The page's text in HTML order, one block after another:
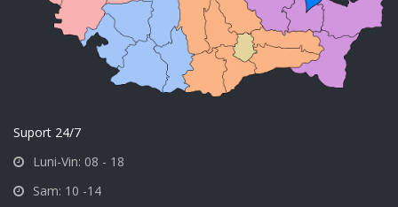
Suport 24/7
Luni-Vin: 08 - 18
Sam: 10 -14